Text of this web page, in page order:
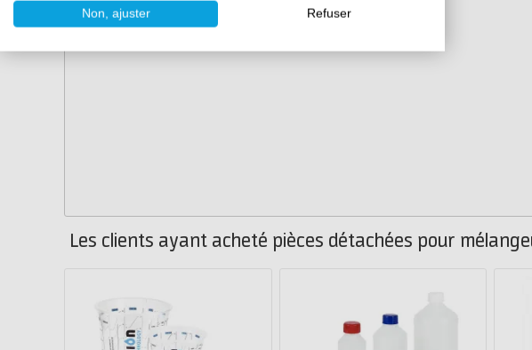
Les clients ayant acheté pièces détachées pour
Non, ajuster Refuser